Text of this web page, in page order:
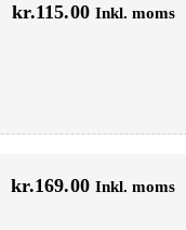
kr.115.00 Inkl. moms
kr.169.00 Inkl. moms